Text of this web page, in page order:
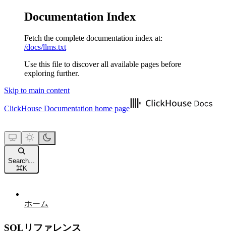
Documentation Index
Fetch the complete documentation index at:
/docs/llms.txt
Use this file to discover all available pages before
exploring further.
Skip to main content
ClickHouse Documentation home page
Search...
⌘K
ホーム
SQLリファレンス